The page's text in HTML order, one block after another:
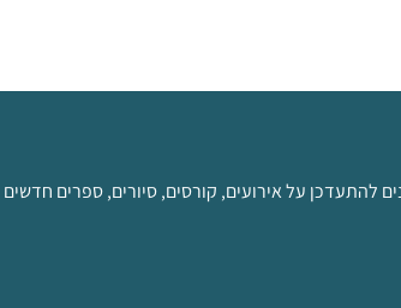
להתעדכן על אירועים, קורסים, סיורים, ספרים